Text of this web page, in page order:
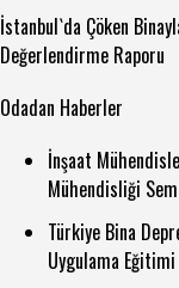
İstanbul`da Çöken
Değerlendirme Raporu
Odadan Haberler
İnşaat
Mühendisliği
Türkiye Bina
Uygulama